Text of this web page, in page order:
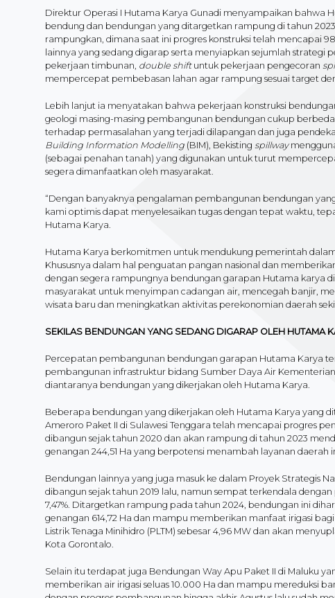
Direktur Operasi I Hutama Karya Gunadi menyampaikan
bendung dan bendungan yang ditargetkan rampung di tahun
rampungkan, dimana saat ini progres konstruksi telah mencapai
lainnya yang sedang digarap serta menyiapkan sejumlah
pekerjaan timbunan, double shift untuk pekerjaan pengecoran
mempercepat pembebasan lahan agar rampung sesuai target
Lebih lanjut ia menyatakan bahwa pekerjaan konstruksi
geologi masing-masing pembangunan bendungan cukup
terhadap permasalahan yang terjadi dilapangan dan juga
Building Information Modelling (BIM), Bekisting spillway
(sebagai penahan tanah) yang digunakan untuk turut
segera dimanfaatkan oleh masyarakat.
“Dengan banyaknya pengalaman pembangunan bendungan
kami optimis dapat menyelesaikan tugas dengan tepat waktu,
Hutama Karya.
Hutama Karya berkomitmen untuk mendukung pemerintah
Khususnya dalam hal penguatan pangan nasional dan
dengan segera rampungnya bendungan garapan Hutama karya
masyarakat untuk menyimpan cadangan air, mencegah banjir,
wisata baru dan meningkatkan aktivitas perekonomian daerah
SEKILAS BENDUNGAN YANG SEDANG DIGARAP OLEH HUTAMA
Percepatan pembangunan bendungan garapan Hutama Karya
pembangunan infrastruktur bidang Sumber Daya Air
diantaranya bendungan yang dikerjakan oleh Hutama Karya.
Beberapa bendungan yang dikerjakan oleh Hutama Karya yang
Ameroro Paket II di Sulawesi Tenggara telah mencapai progres
dibangun sejak tahun 2020 dan akan rampung di tahun 2023
genangan 244,51 Ha yang berpotensi menambah layanan daerah
Bendungan lainnya yang juga masuk ke dalam Proyek Strategis
dibangun sejak tahun 2019 lalu, namun sempat terkendala
7,47%. Ditargetkan rampung pada tahun 2024, bendungan ini
genangan 614,72 Ha dan mampu memberikan manfaat irigasi
Listrik Tenaga Minihidro (PLTM) sebesar 4,96 MW dan akan
Kota Gorontalo.
Selain itu terdapat juga Bendungan Way Apu Paket II di Maluku
memberikan air irigasi seluas 10.000 Ha dan mampu mereduksi